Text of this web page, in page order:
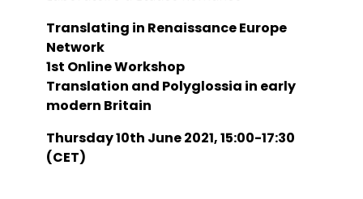
Translating in Renaissance Europe
Network
1st Online Workshop
Translation and Polyglossia in early
modern Britain
Thursday 10th June 2021, 15:00-17:30
(CET)